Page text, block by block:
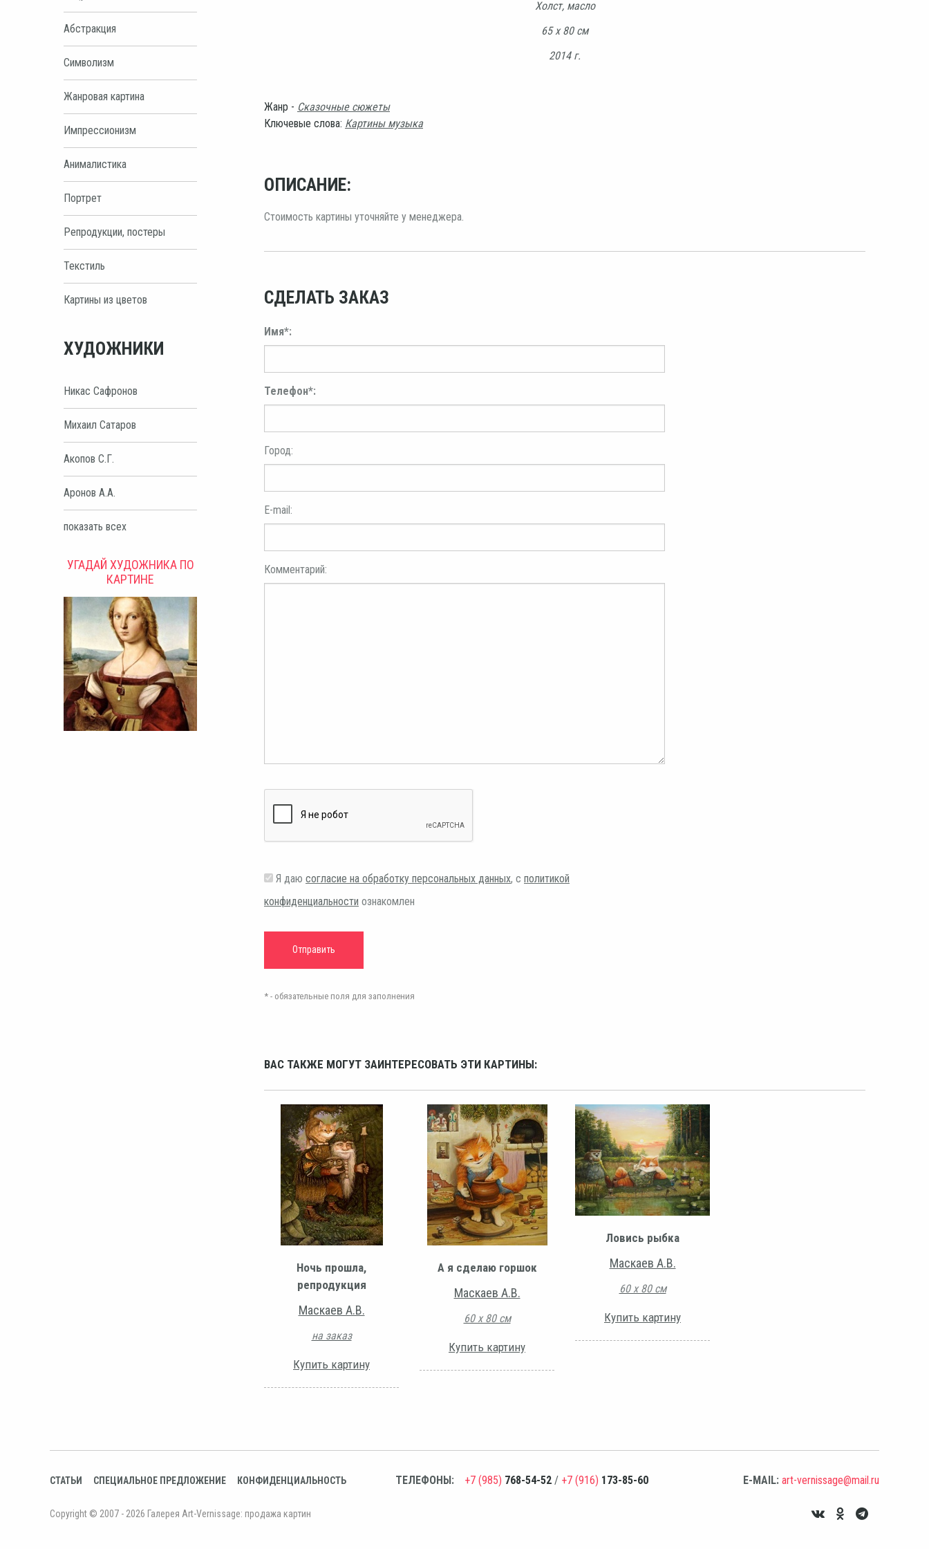
Абстракция
Символизм
Жанровая картина
Импрессионизм
Анималистика
Портрет
Репродукции, постеры
Текстиль
Картины из цветов
ХУДОЖНИКИ
Никас Сафронов
Михаил Сатаров
Акопов С.Г.
Аронов А.А.
показать всех
УГАДАЙ ХУДОЖНИКА ПО
КАРТИНЕ
Холст, масло
65 х 80 см
2014 г.
Жанр - Сказочные сюжеты
Ключевые слова: Картины музыка
ОПИСАНИЕ:
Стоимость картины уточняйте у менеджера.
СДЕЛАТЬ ЗАКАЗ
Имя*:
Телефон*:
Город:
E-mail:
Комментарий:
Я даю согласие на обработку персональных данных, с политикой
конфиденциальности ознакомлен
* - обязательные поля для заполнения
ВАС ТАКЖЕ МОГУТ ЗАИНТЕРЕСОВАТЬ ЭТИ КАРТИНЫ:
Ночь прошла,
репродукция
Маскаев А.В.
на заказ
Купить картину
А я сделаю горшок
Маскаев А.В.
60 х 80 см
Купить картину
Ловись рыбка
Маскаев А.В.
60 х 80 см
Купить картину
СТАТЬИ СПЕЦИАЛЬНОЕ ПРЕДЛОЖЕНИЕ КОНФИДЕНЦИАЛЬНОСТЬ ТЕЛЕФОНЫ: +7 (985) 768-54-52 / +7 (916) 173-85-60 E-MAIL: art-vernissage@mail.ru
Copyright © 2007 - 2026 Галерея Art-Vernissage: продажа картин